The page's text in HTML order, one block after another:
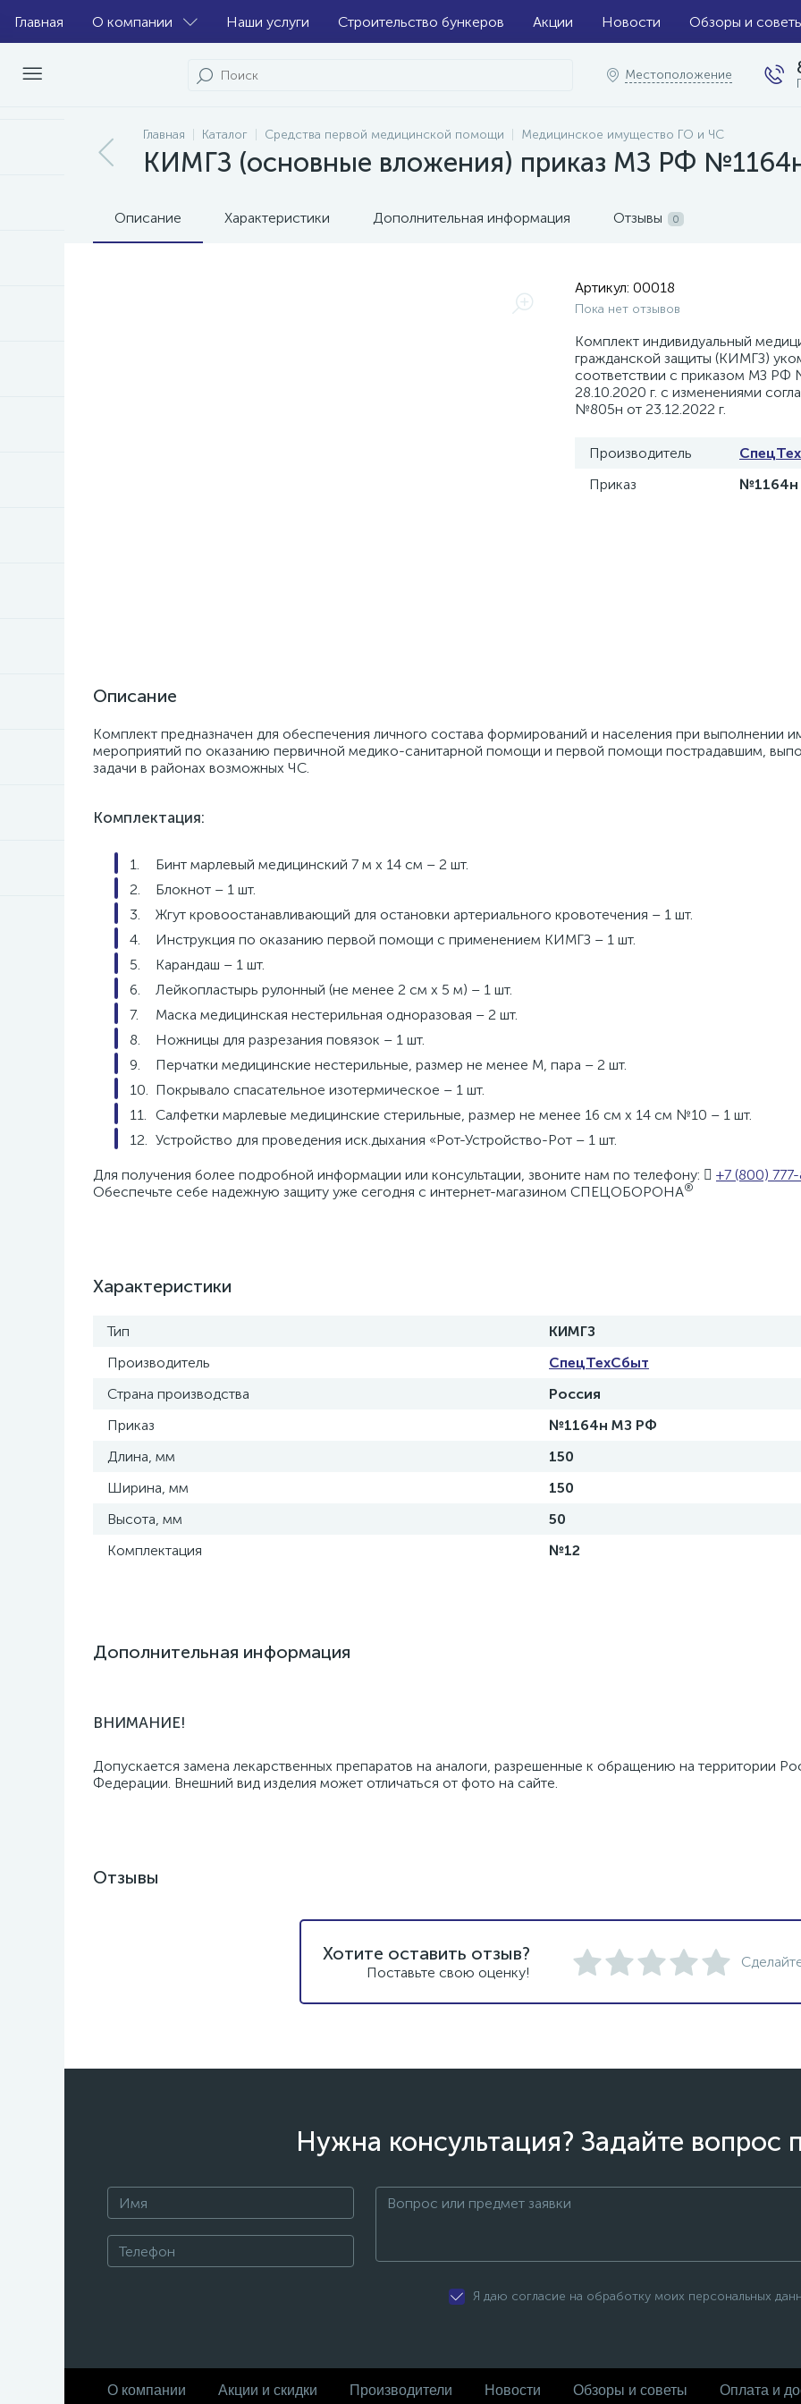
Главная О компании Наши услуги Строительство бункеров Акции Новости Обзоры и
Местоположение
Главная Каталог Средства первой медицинской помощи Медицинское имущество ГО и ЧС
КИМГЗ (основные вложения) приказ МЗ РФ
Описание Характеристики Дополнительная информация Отзывы 0
Артикул: 00018
Пока нет отзывов
Комплект индивидуальный
гражданской защиты (КИМГЗ)
соответствии с приказом МЗ РФ
28.10.2020 г. с изменениями
№805н от 23.12.2022 г.
Производитель
Приказ
Описание
Комплект предназначен для обеспечения личного состава формирований и населения при выполнении
мероприятий по оказанию первичной медико-санитарной помощи и первой помощи пострадавшим,
задачи в районах возможных ЧС.
Комплектация:
Бинт марлевый медицинский 7 м х 14 см – 2 шт.
Блокнот – 1 шт.
Жгут кровоостанавливающий для остановки артериального кровотечения – 1 шт.
Инструкция по оказанию первой помощи с применением КИМГЗ – 1 шт.
Карандаш – 1 шт.
Лейкопластырь рулонный (не менее 2 см х 5 м) – 1 шт.
Маска медицинская нестерильная одноразовая – 2 шт.
Ножницы для разрезания повязок – 1 шт.
Перчатки медицинские нестерильные, размер не менее М, пара – 2 шт.
Покрывало спасательное изотермическое – 1 шт.
Салфетки марлевые медицинские стерильные, размер не менее 16 см х 14 см №10 – 1 шт.
Устройство для проведения иск.дыхания «Рот-Устройство-Рот – 1 шт.
Для получения более подробной информации или консультации, звоните нам по телефону: +7 (800)
Обеспечьте себе надежную защиту уже сегодня с интернет-магазином СПЕЦОБОРОНА®
Характеристики
Тип
КИМГЗ
Производитель
СпецТехСбыт
Страна производства
Россия
Приказ
№1164н МЗ РФ
Длина, мм
150
Ширина, мм
150
Высота, мм
50
Комплектация
№12
Дополнительная информация
ВНИМАНИЕ!
Допускается замена лекарственных препаратов на аналоги, разрешенные к обращению на территории
Федерации. Внешний вид изделия может отличаться от фото на сайте.
Отзывы
Хотите оставить отзыв?
Поставьте свою оценку!
Нужна консультация? Задайте вопрос
Я даю согласие на обработку моих персональных
О компании Акции и скидки Производители Новости Обзоры и советы Оплата и